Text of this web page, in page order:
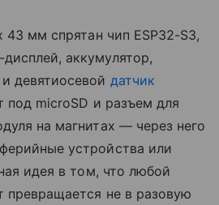
43 мм спрятан чип ESP32-S3,
аккумулятор,
девятиосевой датчик
под microSD и разъем для
на магнитах — через него
устройства или
идея в том, что любой
превращается не в разовую